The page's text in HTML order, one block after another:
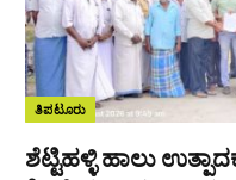
ತಿಪಟೂರು
ಶೆಟ್ಟಿಹಳ್ಳಿ ಹಾಲು